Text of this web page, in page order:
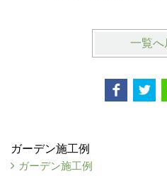
一覧へ
ガーデン施工例
ガーデン施工例